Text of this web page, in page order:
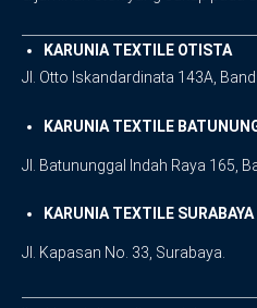
KARUNIA TEXTILE OTISTA
Jl. Otto Iskandardinata 143A,
KARUNIA TEXTILE
Jl. Batununggal Indah Raya 165,
KARUNIA TEXTILE SURABAYA
Jl. Kapasan No. 33, Surabaya.